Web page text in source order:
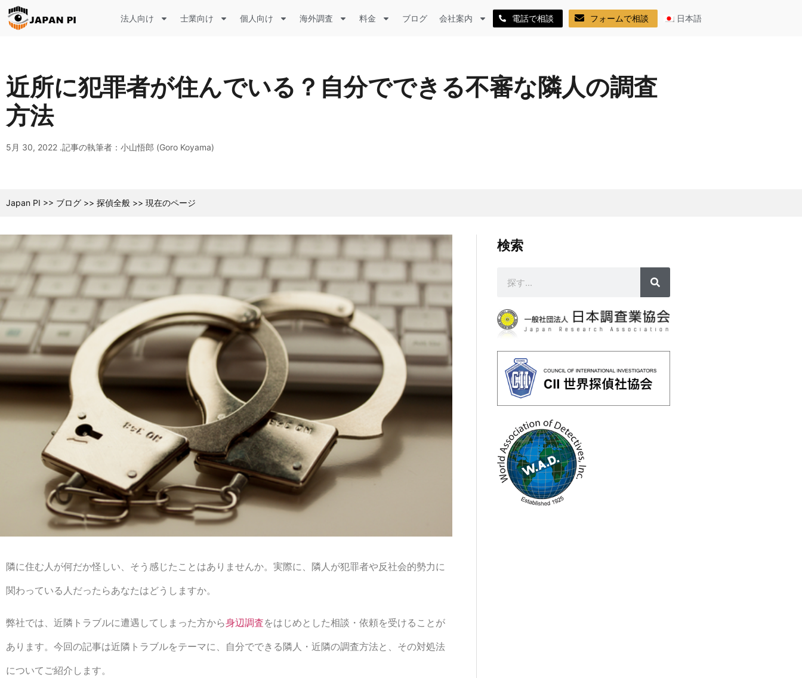
法人向け 士業向け 個人向け 海外調査 料金 ブログ 会社案内 電話で相談 フォームで相談 日本語
近所に犯罪者が住んでいる？自分でできる不審な隣人の調査
方法
5月 30, 2022 .記事の執筆者：小山悟郎 (Goro Koyama)
Japan PI >> ブログ >> 探偵全般 >> 現在のページ
隣に住む人が何だか怪しい、そう感じたことはありませんか。実際に、隣人が犯罪者や反社会的勢力に
関わっている人だったらあなたはどうしますか。
弊社では、近隣トラブルに遭遇してしまった方から身辺調査をはじめとした相談・依頼を受けることが
あります。今回の記事は近隣トラブルをテーマに、自分でできる隣人・近隣の調査方法と、その対処法
についてご紹介します。
検索